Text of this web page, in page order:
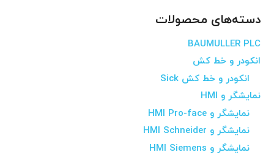
دسته‌های محصولات
BAUMULLER PLC
انکودر و خط کش
انکودر و خط کش Sick
نمایشگر و HMI
نمایشگر و HMI Pro-face
نمایشگر و HMI Schneider
نمایشگر و HMI Siemens